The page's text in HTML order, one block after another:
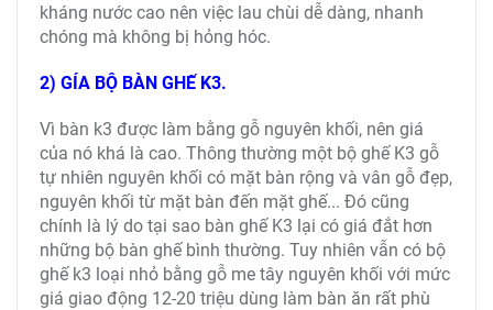
kháng nước cao nên việc lau chùi dễ dàng, nhanh
chóng mà không bị hỏng hóc.
2) GÍA BỘ BÀN GHẾ K3.
Vì bàn k3 được làm bằng gỗ nguyên khối, nên giá
của nó khá là cao. Thông thường một bộ ghế K3 gỗ
tự nhiên nguyên khối có mặt bàn rộng và vân gỗ đẹp,
nguyên khối từ mặt bàn đến mặt ghế... Đó cũng
chính là lý do tại sao bàn ghế K3 lại có giá đắt hơn
những bộ bàn ghế bình thường. Tuy nhiên vẫn có bộ
ghế k3 loại nhỏ bằng gỗ me tây nguyên khối với mức
giá giao động 12-20 triệu dùng làm bàn ăn rất phù